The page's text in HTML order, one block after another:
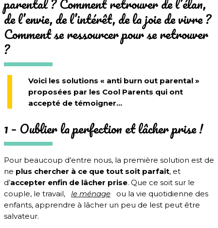
de l’envie, de l’intérêt, de la joie de vivre ?
Comment se ressourcer pour se retrouver
?
Voici les solutions « anti burn out parental »
proposées par les Cool Parents qui ont
accepté de témoigner…
1 – Oublier la perfection et lâcher prise !
Pour beaucoup d’entre nous, la première solution est de
ne plus chercher à ce que tout soit parfait, et
d’accepter enfin de lâcher prise. Que ce soit sur le
couple, le travail,
le ménage
ou la vie quotidienne des
enfants, apprendre à lâcher un peu de lest peut être
salvateur.